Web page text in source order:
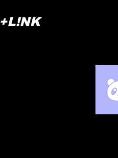
+L!NK